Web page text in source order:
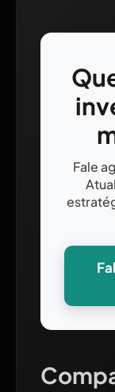
Fale